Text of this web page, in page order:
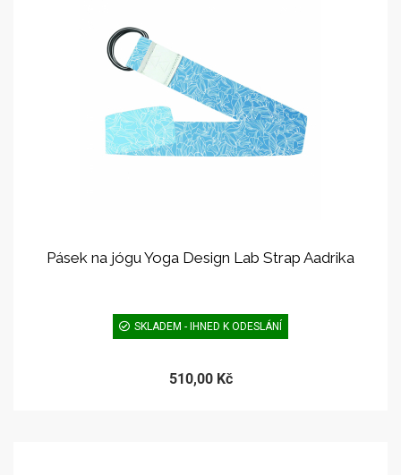
Pásek na jógu Yoga Design Lab Strap Aadrika
SKLADEM - IHNED K ODESLÁNÍ
510,00 Kč